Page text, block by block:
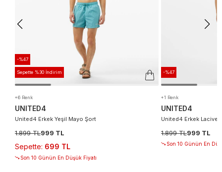
-%47
Sepette %30 İndirim
+6 Renk
UNITED4
United4 Erkek Yeşil Mayo Şort
1.899 TL999 TL
Sepette: 699 TL
Son 10 Günün En Düşük Fiyatı
-%47
+1 Renk
UNITED4
United4 Erkek
1.899 TL999 TL
Son 10 Günün En